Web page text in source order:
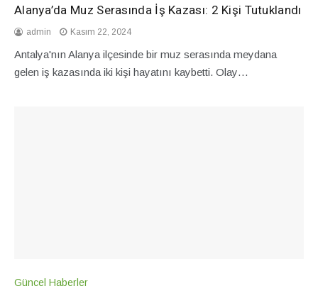
Alanya’da Muz Serasında İş Kazası: 2 Kişi Tutuklandı
admin Kasım 22, 2024
Antalya'nın Alanya ilçesinde bir muz serasında meydana
gelen iş kazasında iki kişi hayatını kaybetti. Olay…
Güncel Haberler